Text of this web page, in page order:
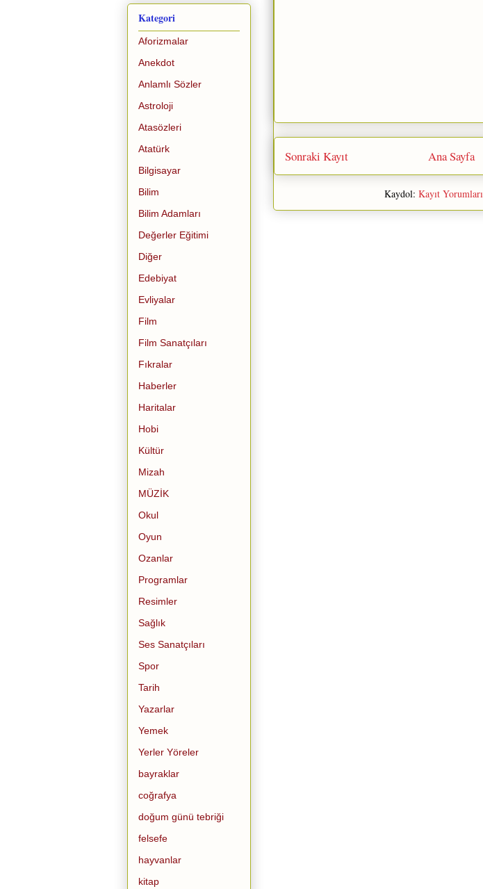
Sonraki Kayıt Ana Sayfa
Kaydol: Kayıt
Kategori
Aforizmalar
Anekdot
Anlamlı Sözler
Astroloji
Atasözleri
Atatürk
Bilgisayar
Bilim
Bilim Adamları
Değerler Eğitimi
Diğer
Edebiyat
Evliyalar
Film
Film Sanatçıları
Fıkralar
Haberler
Haritalar
Hobi
Kültür
Mizah
MÜZİK
Okul
Oyun
Ozanlar
Programlar
Resimler
Sağlık
Ses Sanatçıları
Spor
Tarih
Yazarlar
Yemek
Yerler Yöreler
bayraklar
coğrafya
doğum günü tebriği
felsefe
hayvanlar
kitap